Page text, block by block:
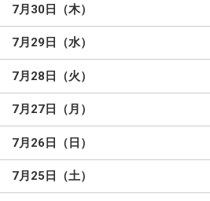
7月30日（木）
7月29日（水）
7月28日（火）
7月27日（月）
7月26日（日）
7月25日（土）
閉じる